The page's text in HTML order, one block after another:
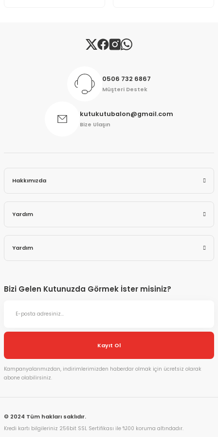
Gönder
0506 732 6867
Müşteri Destek
kutukutubalon@gmail.com
Bize Ulaşın
Hakkımızda
Yardım
Yardım
Bizi Gelen Kutunuzda Görmek İster misiniz?
Kayıt Ol
Kampanyalarımızdan, indirimlerimizden haberdar olmak için ücretsiz olarak
abone olabilirsiniz.
© 2024 Tüm hakları saklıdır.
Kredi kartı bilgileriniz 256bit SSL Sertifikası ile %100 koruma altındadır.